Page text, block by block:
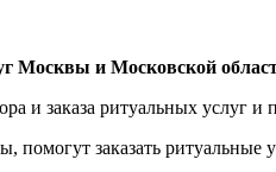
Москвы и Московской
и заказа ритуальных услуг и
помогут заказать